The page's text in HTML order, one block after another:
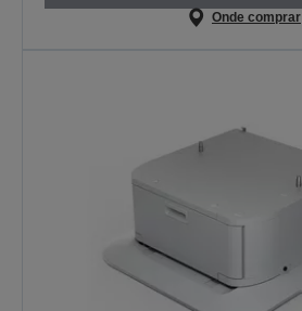
Onde comprar